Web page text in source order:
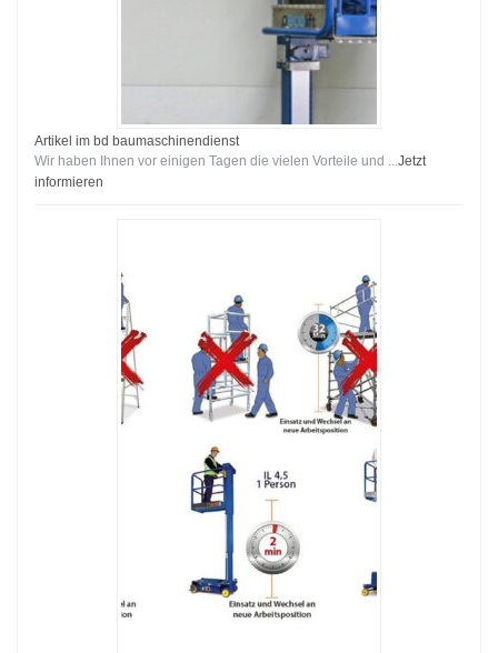
Artikel im bd baumaschinendienst
Wir haben Ihnen vor einigen Tagen die vielen Vorteile und ...Jetzt
informieren